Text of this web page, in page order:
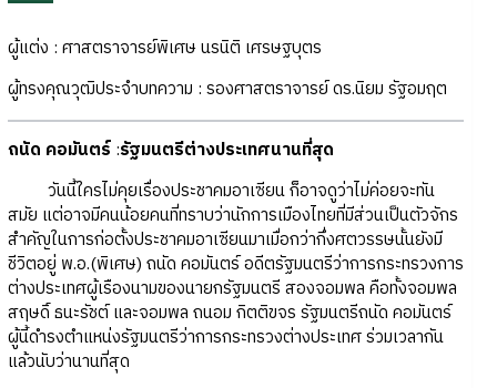
ผู้แต่ง : ศาสตราจารย์พิเศษ นรนิติ เศรษฐบุตร
ผู้ทรงคุณวุฒิประจำบทความ : รองศาสตราจารย์ ดร.นิยม รัฐอมฤต
ถนัด คอมันตร์ :รัฐมนตรีต่างประเทศนานที่สุด
วันนี้ใครไม่คุยเรื่องประชาคมอาเซียน ก็อาจดูว่าไม่ค่อยจะทัน
สมัย แต่อาจมีคนน้อยคนที่ทราบว่านักการเมืองไทยที่มีส่วนเป็นตัวจักร
สำคัญในการก่อตั้งประชาคมอาเซียนมาเมื่อกว่ากึ่งศตวรรษนั้นยังมี
ชีวิตอยู่ พ.อ.(พิเศษ) ถนัด คอมันตร์ อดีตรัฐมนตรีว่าการกระทรวงการ
ต่างประเทศผู้เรืองนามของนายกรัฐมนตรี สองจอมพล คือทั้งจอมพล
สฤษดิ์ ธนะรัชต์ และจอมพล ถนอม กิตติขจร รัฐมนตรีถนัด คอมันตร์
ผู้นี้ดำรงตำแหน่งรัฐมนตรีว่าการกระทรวงต่างประเทศ ร่วมเวลากัน
แล้วนับว่านานที่สุด